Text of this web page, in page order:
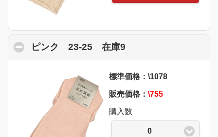
ピンク 23-25 在庫9
標準価格：\1078
販売価格： \755
購入数
0